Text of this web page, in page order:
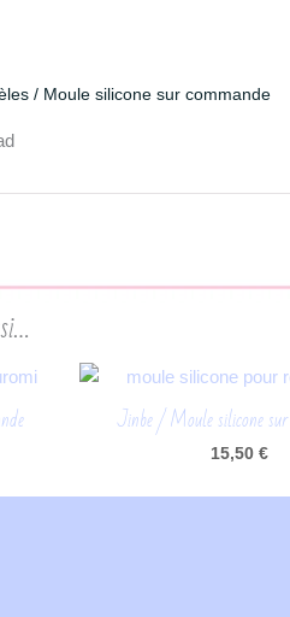
/ Moule silicone sur commande
Jinbe / Moule silicone
15,50 €